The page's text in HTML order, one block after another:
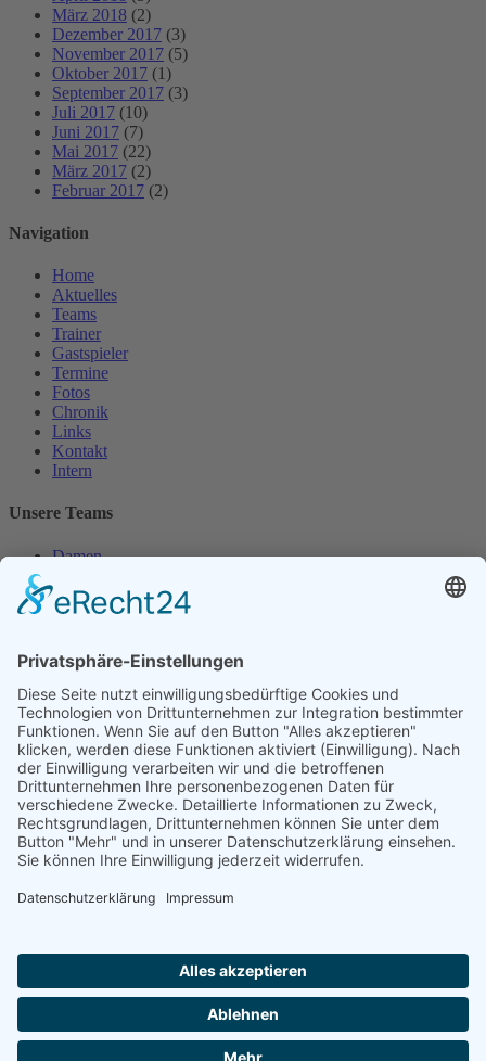
März 2018 (2)
Dezember 2017 (3)
November 2017 (5)
Oktober 2017 (1)
September 2017 (3)
Juli 2017 (10)
Juni 2017 (7)
Mai 2017 (22)
März 2017 (2)
Februar 2017 (2)
Navigation
Home
Aktuelles
Teams
Trainer
Gastspieler
Termine
Fotos
Chronik
Links
Kontakt
Intern
Unsere Teams
Damen
Herren
Herren 30
Unsere Jugend
Midcourt
Bambini
Juniorinnen 18
Knaben 15
Follow us
Facebook
RSS
Formulare
Aufnahmeantrag online
Aufnahmeantrag (PDF)